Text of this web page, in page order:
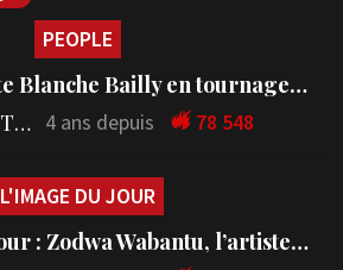
PEOPLE
Blanche Bailly en tournage…
LA REDACTION 4 ans depuis 78 548
L'IMAGE DU JOUR
: Zodwa Wabantu, l’artiste…